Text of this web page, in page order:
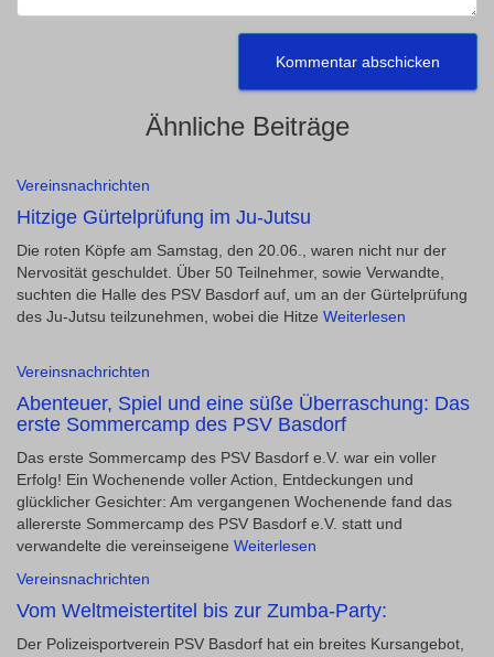
Ähnliche Beiträge
Vereinsnachrichten
Hitzige Gürtelprüfung im Ju-Jutsu
Die roten Köpfe am Samstag, den 20.06., waren nicht nur der
Nervosität geschuldet. Über 50 Teilnehmer, sowie Verwandte,
suchten die Halle des PSV Basdorf auf, um an der Gürtelprüfung
des Ju-Jutsu teilzunehmen, wobei die Hitze Weiterlesen
Vereinsnachrichten
Abenteuer, Spiel und eine süße Überraschung: Das
erste Sommercamp des PSV Basdorf
Das erste Sommercamp des PSV Basdorf e.V. war ein voller
Erfolg! Ein Wochenende voller Action, Entdeckungen und
glücklicher Gesichter: Am vergangenen Wochenende fand das
allererste Sommercamp des PSV Basdorf e.V. statt und
verwandelte die vereinseigene Weiterlesen
Vereinsnachrichten
Vom Weltmeistertitel bis zur Zumba-Party:
Der Polizeisportverein PSV Basdorf hat ein breites Kursangebot,